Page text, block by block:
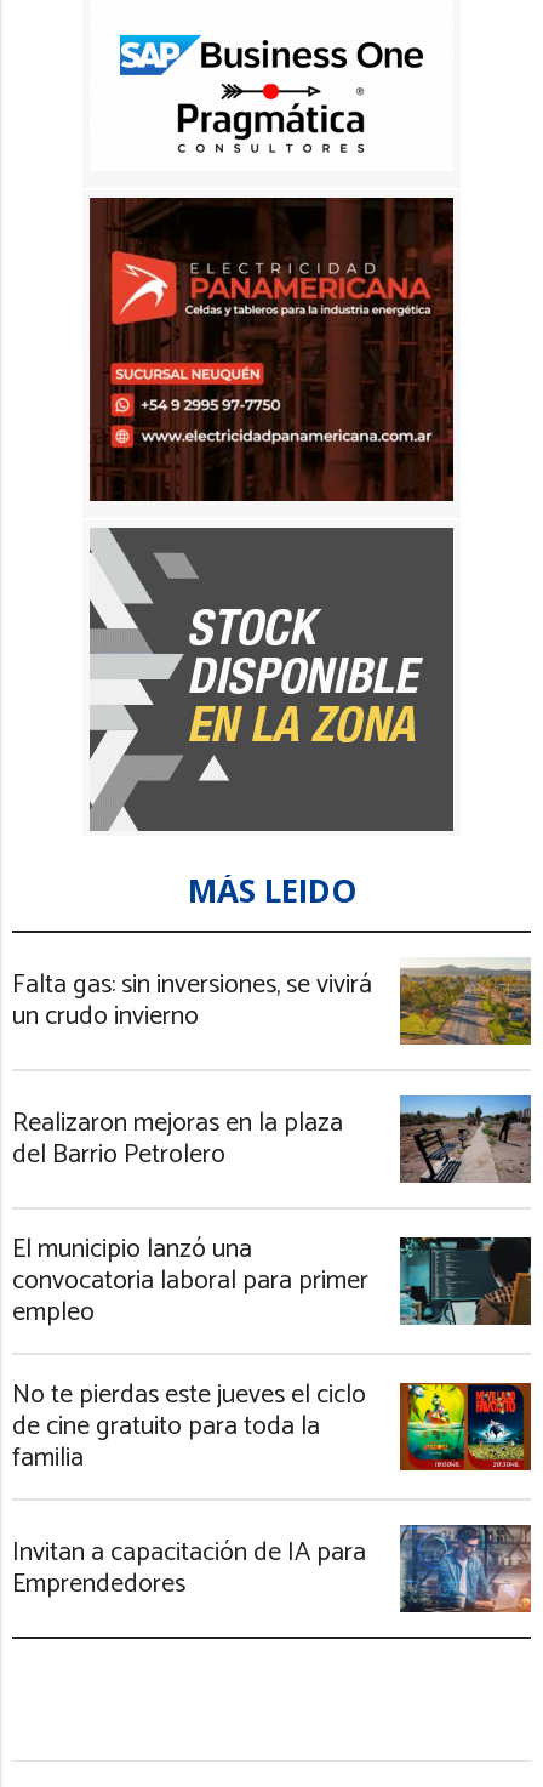
MÁS LEIDO
Falta gas: sin inversiones, se vivirá
un crudo invierno
Realizaron mejoras en la plaza
del Barrio Petrolero
El municipio lanzó una
convocatoria laboral para primer
empleo
No te pierdas este jueves el ciclo
de cine gratuito para toda la
familia
Invitan a capacitación de IA para
Emprendedores